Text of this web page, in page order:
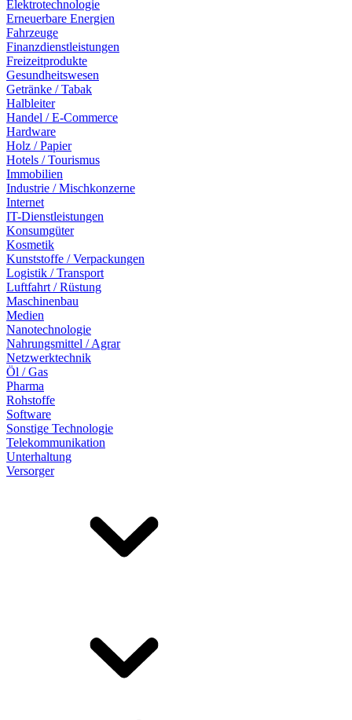
Elektrotechnologie
Erneuerbare Energien
Fahrzeuge
Finanzdienstleistungen
Freizeitprodukte
Gesundheitswesen
Getränke / Tabak
Halbleiter
Handel / E-Commerce
Hardware
Holz / Papier
Hotels / Tourismus
Immobilien
Industrie / Mischkonzerne
Internet
IT-Dienstleistungen
Konsumgüter
Kosmetik
Kunststoffe / Verpackungen
Logistik / Transport
Luftfahrt / Rüstung
Maschinenbau
Medien
Nanotechnologie
Nahrungsmittel / Agrar
Netzwerktechnik
Öl / Gas
Pharma
Rohstoffe
Software
Sonstige Technologie
Telekommunikation
Unterhaltung
Versorger